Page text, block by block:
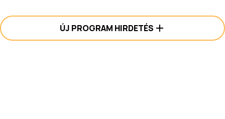
ÚJ PROGRAM HIRDETÉS